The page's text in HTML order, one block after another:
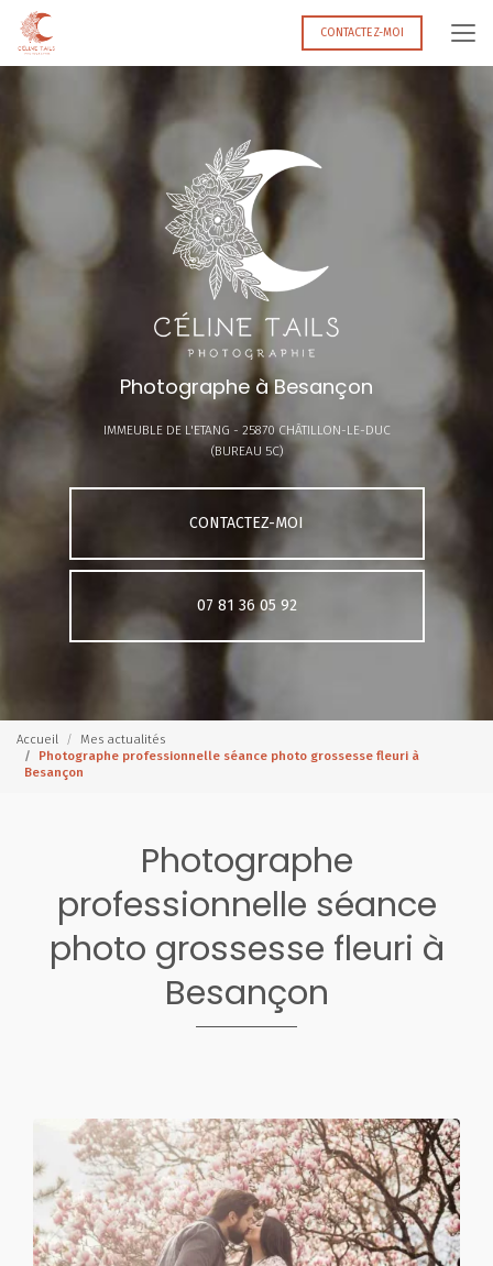
Aller
contenu
CONTACTEZ-MOI
Photographe à Besançon
IMMEUBLE DE L'ETANG - 25870 CHÂTILLON-LE-DUC
(BUREAU 5C)
CONTACTEZ-MOI
07 81 36 05 92
Accueil
Mes actualités
Photographe professionnelle séance photo grossesse fleuri à
Besançon
Photographe
professionnelle séance
photo grossesse fleuri à
Besançon